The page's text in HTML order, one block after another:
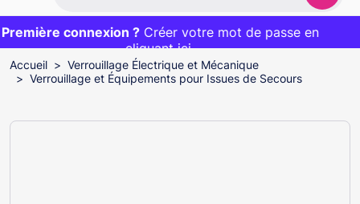
Première commande ?20€ OFFERT sur votre panier
et livraison 24/48h gratuite avec le codeBIENVENUE
connexion ? Créer votre mot de passe en
cliquant ici
EXCLU WEB :
Accueil
Verrouillage Électrique et Mécanique
Verrouillage et Équipements pour Issues de Secours